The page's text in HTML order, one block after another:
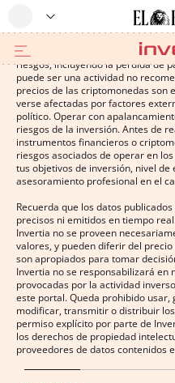
Operar con instrumentos
riesgos, incluyendo la pérdida de
puede ser una actividad no
precios de las criptomonedas son
verse afectadas por factores
político. Operar con
riesgos de la inversión. Antes de
instrumentos financieros o
riesgos asociados de operar en
tus objetivos de inversión, nivel
asesoramiento profesional en el
Recuerda que los datos
precisos ni emitidos en tiempo
Invertia no se proveen
valores, y pueden diferir del
son apropiados para tomar
Invertia no se responsabilizará en
provocadas por la actividad
este portal. Queda prohibido
modificar, transmitir o distribuir
permiso explícito por parte de
los derechos de propiedad
proveedores de datos contenidos